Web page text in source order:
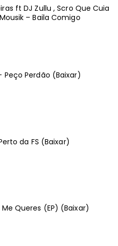
ft DJ Zullu , Scro Que Cuia
– Baila Comigo
Peço Perdão (Baixar)
da FS (Baixar)
Queres (EP) (Baixar)